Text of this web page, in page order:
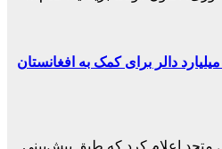
سازمان ملل از جمع‌آوری ۱.۵ میلیارد دالر برای کمک به افغانستان
اعلام کرد که طبق پیش‌بینی